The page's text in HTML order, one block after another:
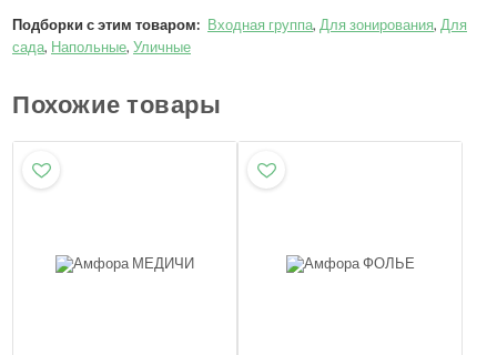
Подборки с этим товаром: Входная группа, Для зонирования, Для
сада, Напольные, Уличные
Похожие товары